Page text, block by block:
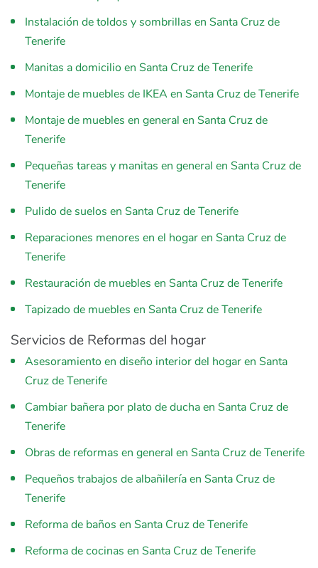
Instalación de toldos y sombrillas en Santa Cruz de
Tenerife
Manitas a domicilio en Santa Cruz de Tenerife
Montaje de muebles de IKEA en Santa Cruz de Tenerife
Montaje de muebles en general en Santa Cruz de
Tenerife
Pequeñas tareas y manitas en general en Santa Cruz de
Tenerife
Pulido de suelos en Santa Cruz de Tenerife
Reparaciones menores en el hogar en Santa Cruz de
Tenerife
Restauración de muebles en Santa Cruz de Tenerife
Tapizado de muebles en Santa Cruz de Tenerife
Servicios de Reformas del hogar
Asesoramiento en diseño interior del hogar en Santa
Cruz de Tenerife
Cambiar bañera por plato de ducha en Santa Cruz de
Tenerife
Obras de reformas en general en Santa Cruz de Tenerife
Pequeños trabajos de albañilería en Santa Cruz de
Tenerife
Reforma de baños en Santa Cruz de Tenerife
Reforma de cocinas en Santa Cruz de Tenerife